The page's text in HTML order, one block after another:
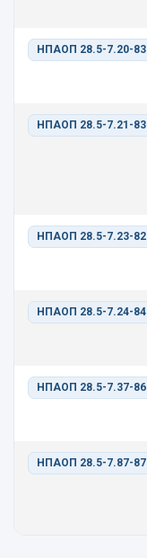
НПАОП 28.5-7.20-83
НПАОП 28.5-7.21-83
НПАОП 28.5-7.23-82
НПАОП 28.5-7.24-84
НПАОП 28.5-7.37-86
НПАОП 28.5-7.87-87